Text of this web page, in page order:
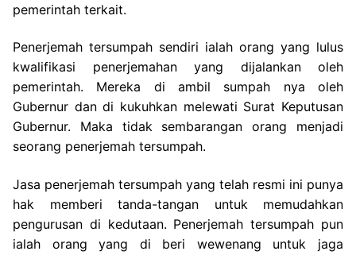
pemerintah terkait.
Penerjemah tersumpah sendiri ialah orang yang lulus
kwalifikasi penerjemahan yang dijalankan oleh
pemerintah. Mereka di ambil sumpah nya oleh
Gubernur dan di kukuhkan melewati Surat Keputusan
Gubernur. Maka tidak sembarangan orang menjadi
seorang penerjemah tersumpah.
Jasa penerjemah tersumpah yang telah resmi ini punya
hak memberi tanda-tangan untuk memudahkan
pengurusan di kedutaan. Penerjemah tersumpah pun
ialah orang yang di beri wewenang untuk jaga